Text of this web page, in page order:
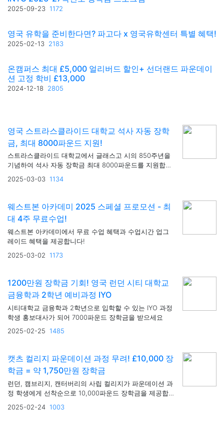
2025-09-23 1172
영국 유학을 준비한다면? 파고다 x 영국유학센터 특별 혜택!
2025-02-13 2183
온캠퍼스 최대 £5,000 얼리버드 할인+ 선더랜드 파운데이
션 고정 학비 £13,000
2024-12-18 2805
영국 스트라스클라이드 대학교 석사 자동 장학
금, 최대 8000파운드 지원!
스트라스클라이드 대학교에서 글래스고 시의 850주년을
기념하여 석사 자동 장학금 최대 8000파운드를 지원합니
다
2025-03-03 1134
웨스트본 아카데미 2025 스페셜 프로모션 - 최
대 4주 무료수업!
웨스트본 아카데미에서 무료 수업 혜택과 수업시간 업그
레이드 혜택을 제공합니다!
2025-03-02 1173
1200만원 장학금 기회! 영국 런던 시티 대학교
금융학과 2학년 예비과정 IYO
시티대학교 금융학과 2학년으로 입학할 수 있는 IYO 과정
학생 홍보대사가 되어 7000파운드 장학금을 받으세요
2025-02-25 1485
캣츠 컬리지 파운데이션 과정 무려! £10,000 장
학금 = 약 1,750만원 장학금
런던, 캠브리지, 캔터버리의 사립 컬리지가 파운데이션 과
정 학생에게 선착순으로 10,000파운드 장학금을 제공합
2025-02-24 1003